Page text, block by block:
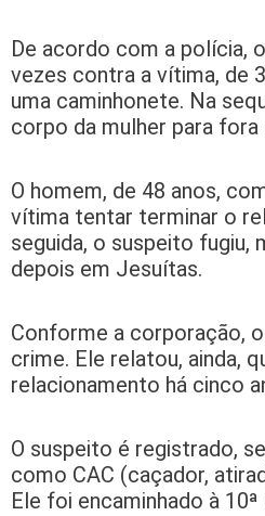
De acordo com a polícia,
vezes contra a vítima, de
uma caminhonete. Na
corpo da mulher para
O homem, de 48 anos,
vítima tentar terminar o
seguida, o suspeito fugiu,
depois em Jesuítas.
Conforme a corporação,
crime. Ele relatou, ainda,
relacionamento há cinco
O suspeito é registrado,
como CAC (caçador,
Ele foi encaminhado à